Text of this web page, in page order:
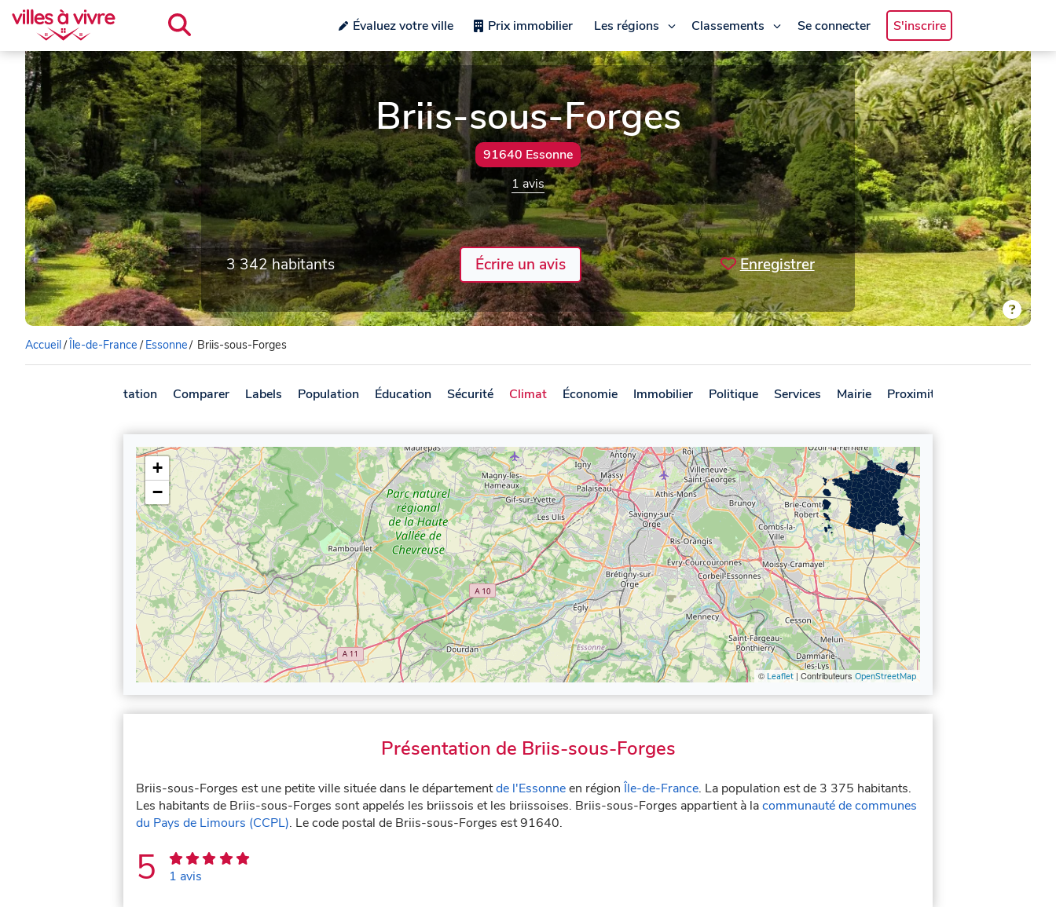
Évaluez votre ville Prix immobilier Les régions Classements Se connecter S'inscrire
Briis-sous-Forges
91640 Essonne
1 avis
3 342 habitants Écrire un avis Enregistrer
Accueil/ Île-de-France/ Essonne/ Briis-sous-Forges
Présentation Comparer Labels Population Éducation Sécurité Climat Économie Immobilier Politique Services Mairie Proximité
+
−
© Leaflet | Contributeurs OpenStreetMap
Présentation de Briis-sous-Forges
Briis-sous-Forges est une petite ville située dans le départementde l'Essonneen région Île-de-France. La population est de 3 375 habitants.
Les habitants de Briis-sous-Forges sont appelés les briissois et les briissoises. Briis-sous-Forges appartient à lacommunauté de communes
du Pays de Limours (CCPL). Le code postal de Briis-sous-Forges est 91640.
5 1 avis